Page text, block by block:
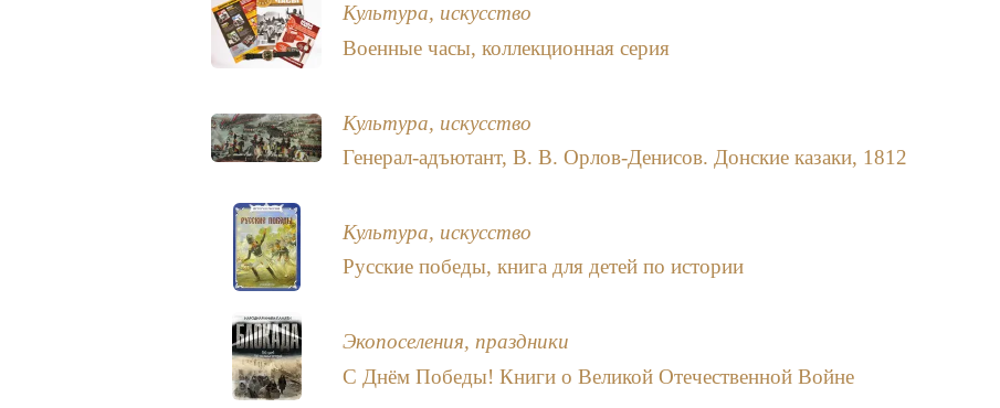
Культура, искусство
Военные часы, коллекционная серия
Культура, искусство
Генерал-адъютант, В. В. Орлов-Денисов. Донские казаки, 1812
Культура, искусство
Русские победы, книга для детей по истории
Экопоселения, праздники
С Днём Победы! Книги о Великой Отечественной Войне